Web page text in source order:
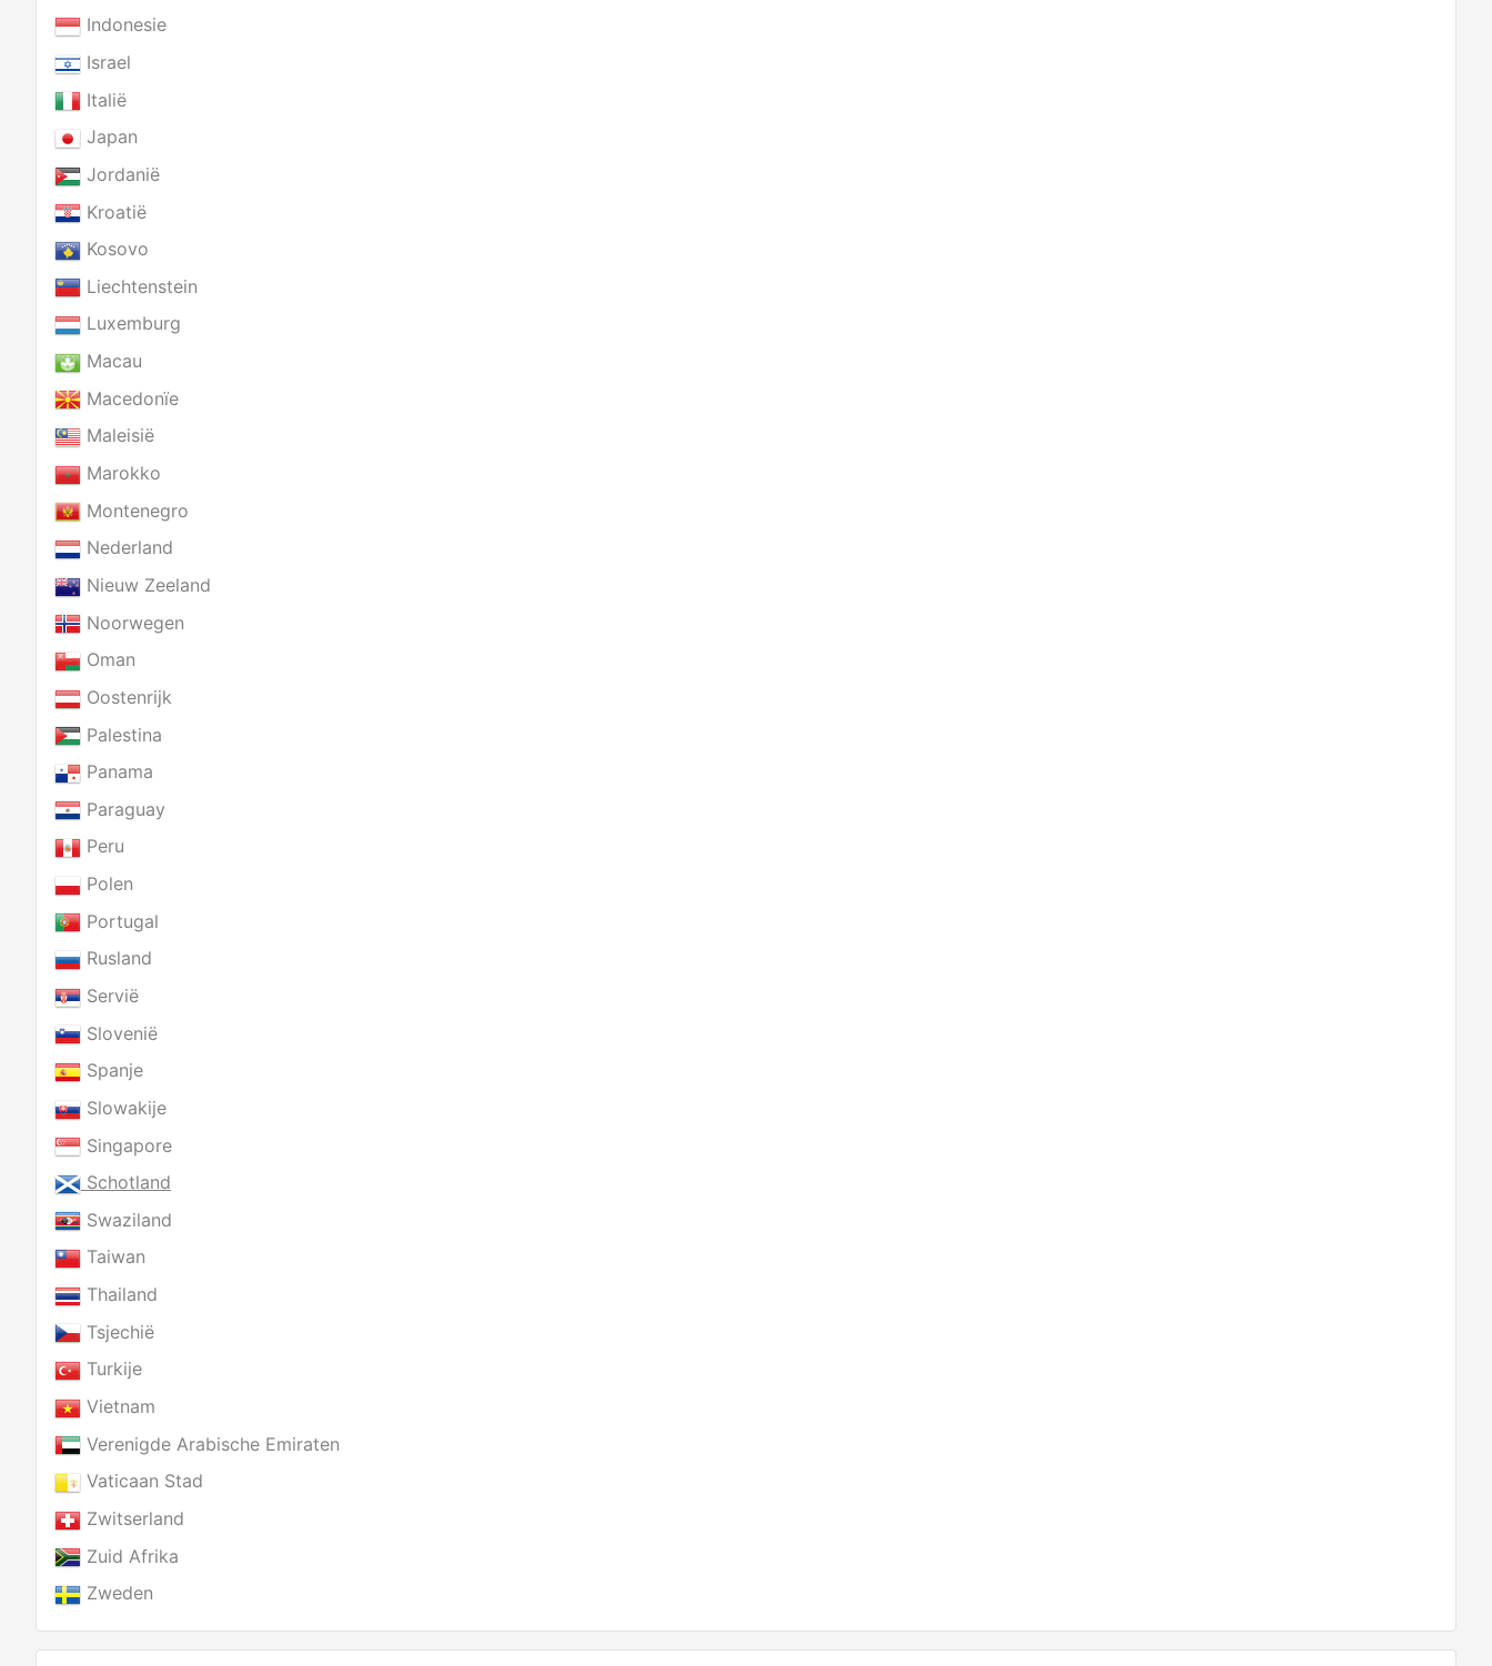
Indonesie
Israel
Italië
Japan
Jordanië
Kroatië
Kosovo
Liechtenstein
Luxemburg
Macau
Macedonïe
Maleisië
Marokko
Montenegro
Nederland
Nieuw Zeeland
Noorwegen
Oman
Oostenrijk
Palestina
Panama
Paraguay
Peru
Polen
Portugal
Rusland
Servië
Slovenië
Spanje
Slowakije
Singapore
Schotland
Swaziland
Taiwan
Thailand
Tsjechië
Turkije
Vietnam
Verenigde Arabische Emiraten
Vaticaan Stad
Zwitserland
Zuid Afrika
Zweden